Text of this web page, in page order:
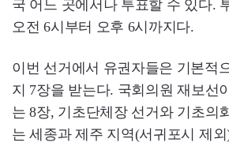
국 어느 곳에서나 투표할 수 있다.
오전 6시부터 오후 6시까지다.
이번 선거에서 유권자들은 기본적
지 7장을 받는다. 국회의원 재보선
는 8장, 기초단체장 선거와 기초의
는 세종과 제주 지역(서귀포시 제